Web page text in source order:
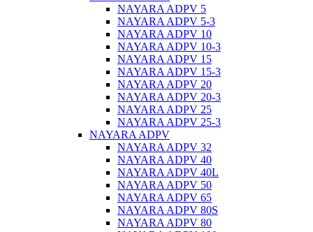
NAYARA ADPV 5
NAYARA ADPV 5-3
NAYARA ADPV 10
NAYARA ADPV 10-3
NAYARA ADPV 15
NAYARA ADPV 15-3
NAYARA ADPV 20
NAYARA ADPV 20-3
NAYARA ADPV 25
NAYARA ADPV 25-3
NAYARA ADPV
NAYARA ADPV 32
NAYARA ADPV 40
NAYARA ADPV 40L
NAYARA ADPV 50
NAYARA ADPV 65
NAYARA ADPV 80S
NAYARA ADPV 80